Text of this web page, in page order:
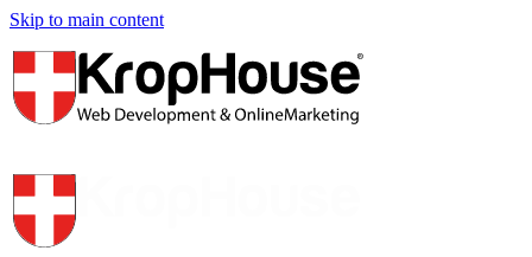
Skip to main content